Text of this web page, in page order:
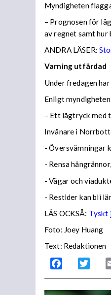
Myndigheten
– Prognosen för
av regnet samt hur
ANDRA LÄSER:
Varning utfärdad
Under fredagen
Enligt
– Ett lågtryck med
Invånare i
- Översvämningar
- Rensa
- Vägar och
- Restider kan bli
LÄS OCKSÅ: Tyskt
Foto: Joey Huang
Text: Redaktionen
Facebook